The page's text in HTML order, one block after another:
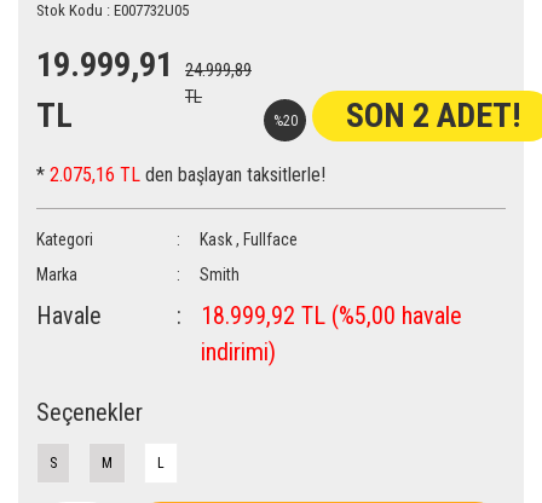
Stok Kodu : E007732U05
19.999,91
TL
24.999,89
TL
%20 SON 2 ADET!
* 2.075,16 TL den başlayan taksitlerle!
Kategori Kask , Fullface
Marka
Smith
Havale
18.999,92 TL (%5,00 havale
indirimi)
Seçenekler
S M L